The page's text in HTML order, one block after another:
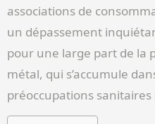
associations de
un dépassement
pour une large part de la
métal, qui s’accumule
préoccupations sanitaires